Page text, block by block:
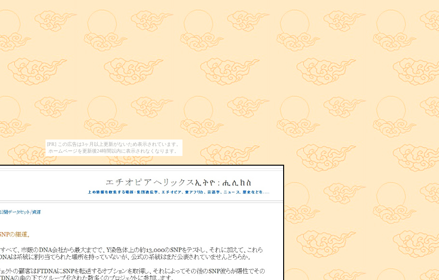
[PR] この広告は3ヶ月以上更新がないため表示されています。
ホームページを更新後24時間以内に表示されなくなります。